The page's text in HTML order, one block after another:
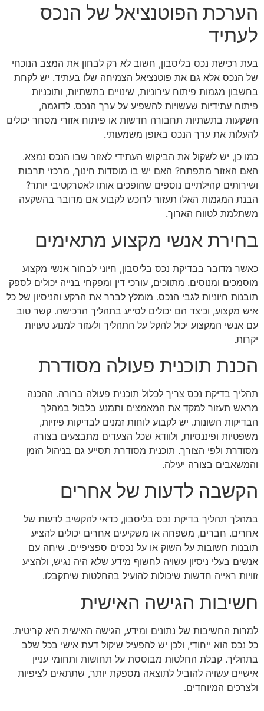
הערכת הפוטנציאל של הנכס
לעתיד
בעת רכישת נכס בליסבון, חשוב לא רק לבחון את המצב הנוכחי
של הנכס אלא גם את פוטנציאל הצמיחה שלו בעתיד. יש לקחת
בחשבון מגמות פיתוח עירוניות, שינויים בתשתיות, ותוכניות
פיתוח עתידיות שעשויות להשפיע על ערך הנכס. לדוגמה,
השקעות בתשתיות תחבורה חדשות או פיתוח אזורי מסחר יכולים
להעלות את ערך הנכס באופן משמעותי.
כמו כן, יש לשקול את הביקוש העתידי לאזור שבו הנכס נמצא.
האם האזור מתפתח? האם יש בו מוסדות חינוך, מרכזי תרבות
ושירותים קהילתיים נוספים שהופכים אותו לאטרקטיבי יותר?
הבנת המגמות האלו תעזור לרוכש לקבוע אם מדובר בהשקעה
משתלמת לטווח הארוך.
בחירת אנשי מקצוע מתאימים
כאשר מדובר בבדיקת נכס בליסבון, חיוני לבחור אנשי מקצוע
מוסמכים ומנוסים. מתווכים, עורכי דין ומפקחי בנייה יכולים לספק
תובנות חיוניות לגבי הנכס. מומלץ לברר את הרקע והניסיון של כל
איש מקצוע, וכיצד הם יכולים לסייע בתהליך הרכישה. קשר טוב
עם אנשי המקצוע יכול להקל על התהליך ולעזור למנוע טעויות
יקרות.
הכנת תוכנית פעולה מסודרת
תהליך בדיקת נכס צריך לכלול תוכנית פעולה ברורה. ההכנה
מראש תעזור למקד את המאמצים ותמנע בלבול במהלך
הבדיקות השונות. יש לקבוע לוחות זמנים לבדיקות פיזיות,
משפטיות ופיננסיות, ולוודא שכל הצעדים מתבצעים בצורה
מסודרת ולפי הצורך. תוכנית מסודרת תסייע גם בניהול הזמן
והמשאבים בצורה יעילה.
הקשבה לדעות של אחרים
במהלך תהליך בדיקת נכס בליסבון, כדאי להקשיב לדעות של
אחרים. חברים, משפחה או משקיעים אחרים יכולים להציע
תובנות חשובות על השוק או על נכסים ספציפיים. שיחה עם
אנשים בעלי ניסיון עשויה לחשוף מידע שלא היה נגיש, ולהציע
זוויות ראייה חדשות שיכולות להועיל בהחלטות שיתקבלו.
חשיבות הגישה האישית
למרות החשיבות של נתונים ומידע, הגישה האישית היא קריטית.
כל נכס הוא ייחודי, ולכן יש להפעיל שיקול דעת אישי בכל שלב
בתהליך. קבלת החלטות מבוססת על תחושות ותחומי עניין
אישיים עשויה להוביל לתוצאה מספקת יותר, שתתאים לציפיות
ולצרכים המיוחדים.